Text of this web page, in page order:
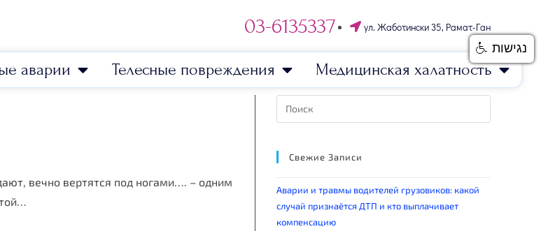
03-6135337 ул. Жаботински 35, Рамат-Ган
аварии Телесные повреждения Медицинская халатность
вечно вертятся под ногами…. – одним
Свежие Записи
Аварии и травмы водителей грузовиков: какой
случай признаётся ДТП и кто выплачивает
компенсацию
נגישות